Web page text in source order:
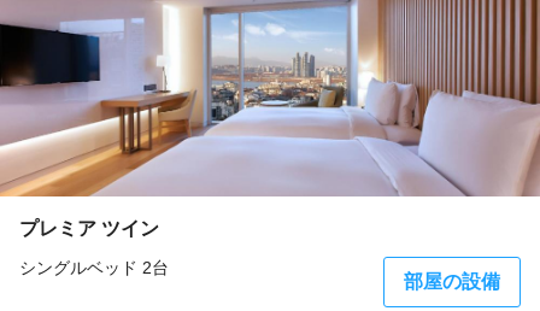
プレミア ツイン
シングルベッド 2台
部屋の設備